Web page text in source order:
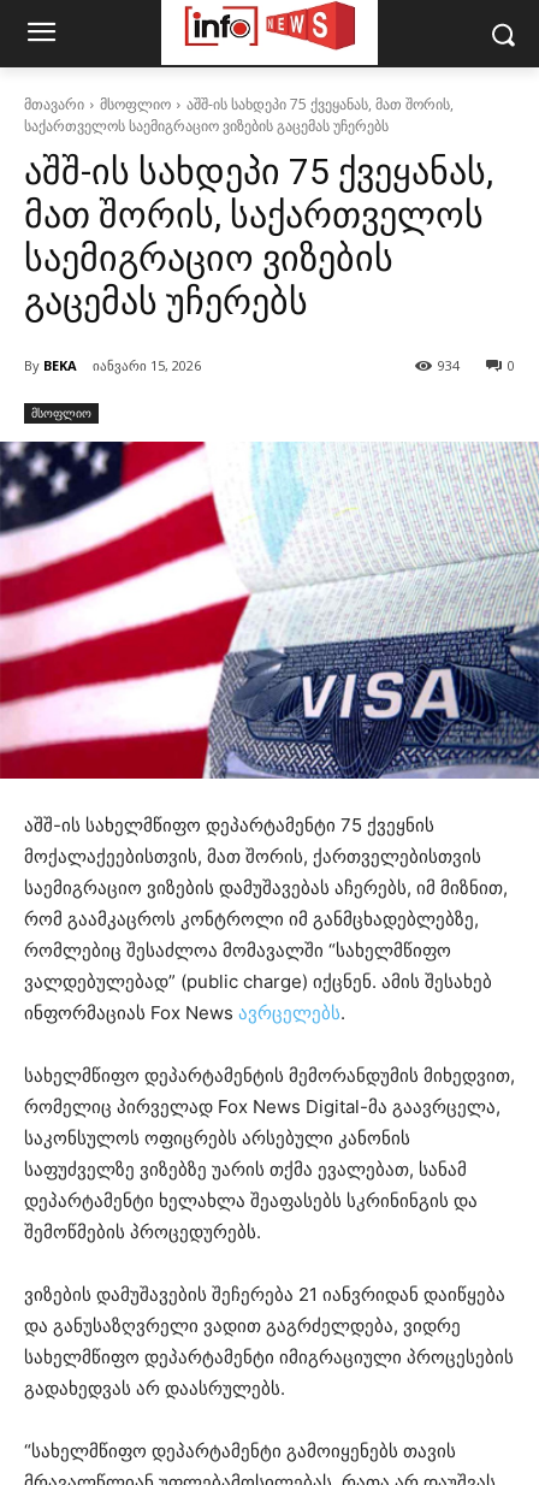
მთავარი მსოფლიო
აშშ-ის სახდეპი 75 ქვეყანას, მათ შორის,
საქართველოს საემიგრაციო ვიზების გაცემას უჩერებს
აშშ-ის სახდეპი 75 ქვეყანას,
მათ შორის, საქართველოს
საემიგრაციო ვიზების
გაცემას უჩერებს
By BEKA იანვარი 15, 2026 0
934
მსოფლიო
აშშ-ის სახელმწიფო დეპარტამენტი 75 ქვეყნის
მოქალაქეებისთვის, მათ შორის, ქართველებისთვის
საემიგრაციო ვიზების დამუშავებას აჩერებს, იმ მიზნით,
რომ გაამკაცროს კონტროლი იმ განმცხადებლებზე,
რომლებიც შესაძლოა მომავალში “სახელმწიფო
ვალდებულებად” (public charge) იქცნენ. ამის შესახებ
ინფორმაციას Fox News ავრცელებს.
სახელმწიფო დეპარტამენტის მემორანდუმის მიხედვით,
რომელიც პირველად Fox News Digital-მა გაავრცელა,
საკონსულოს ოფიცრებს არსებული კანონის
საფუძველზე ვიზებზე უარის თქმა ევალებათ, სანამ
დეპარტამენტი ხელახლა შეაფასებს სკრინინგის და
შემოწმების პროცედურებს.
ვიზების დამუშავების შეჩერება 21 იანვრიდან დაიწყება
და განუსაზღვრელი ვადით გაგრძელდება, ვიდრე
სახელმწიფო დეპარტამენტი იმიგრაციული პროცესების
გადახედვას არ დაასრულებს.
“სახელმწიფო დეპარტამენტი გამოიყენებს თავის